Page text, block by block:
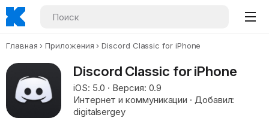
Главная Приложения Discord Classic for iPhone
Discord Classic for iPhone
iOS: 5.0 · Версия: 0.9
Интернет и коммуникации · Добавил:
digitalsergey